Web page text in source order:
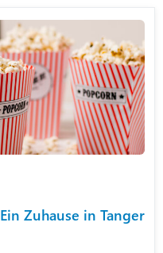
Zuhause in Tanger